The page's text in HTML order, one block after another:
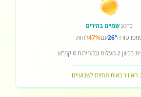
כרגעשמיים בהירים
26°עם47%לחות
בכיוון2מעלות ובמהירות8קמ"ש
האוויר באומןתחזית לשבועיים